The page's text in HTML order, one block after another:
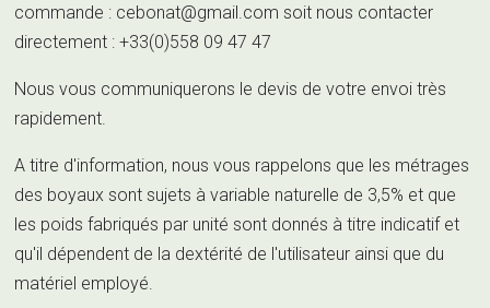
commande : cebonat@gmail.com soit nous contacter
directement : +33(0)558 09 47 47
Nous vous communiquerons le devis de votre envoi très
rapidement.
A titre d'information, nous vous rappelons que les métrages
des boyaux sont sujets à variable naturelle de 3,5% et que
les poids fabriqués par unité sont donnés à titre indicatif et
qu'il dépendent de la dextérité de l'utilisateur ainsi que du
matériel employé.